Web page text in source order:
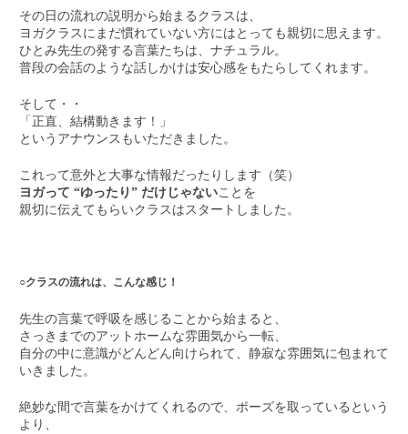
その日の流れの説明から始まるクラスは、
ヨガクラスにまだ慣れていない方にはとっても親切に思えます。
ひとみ先生の発する言葉たちは、ナチュラル。
普段の会話のような話しかけは安心感をもたらしてくれます。
そして・・
「正直、結構動きます！」
というアナウンスもいただきました。
これって意外と大事な情報だったりします（笑）
ヨガって “ゆったり” だけじゃないことを
親切に伝えてもらいクラスはスタートしました。
○クラスの流れは、こんな感じ！
先生の言葉で呼吸を感じることから始まると、
さっきまでのアットホームな雰囲気から一転、
自分の中に意識がどんどん向けられて、静寂な雰囲気に包まれて
いきました。
絶妙な間で言葉をかけてくれるので、ポーズを取っているという
より、